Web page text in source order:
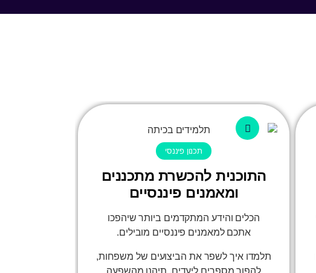
תכנון פיננסי
התוכנית להכשרת מתכננים
ומאמנים פיננסיים
הכלים והידע המתקדמים ביותר שיהפכו
אתכם למאמנים פיננסיים מובילים.
תלמדו איך לשפר את הביצועים של משפחות,
להפוך מספרים ליעדים. תיהנו מהשפעה